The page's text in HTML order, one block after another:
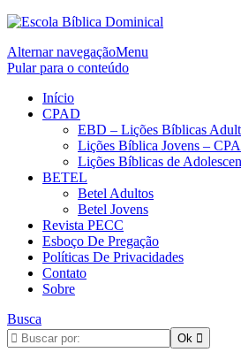
Alternar navegaçãoMenu
Pular para o conteúdo
Início
CPAD
EBD – Lições Bíblicas
Lições Bíblica Jovens –
Lições Bíblicas de
BETEL
Betel Adultos
Betel Jovens
Revista PECC
Esboço De Pregação
Políticas De Privacidades
Contato
Sobre
Busca